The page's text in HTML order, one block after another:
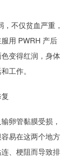
不仅贫血严重，
用 PWRH 产后
变得红润，身体
工作。
卵管黏膜受损，
易在这两个地方
、梗阻而导致排